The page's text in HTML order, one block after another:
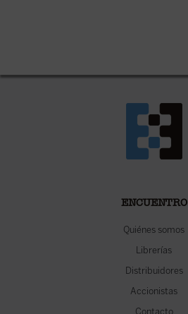
ENCUENTRO
Quiénes somos
Librerías
Distribuidores
Accionistas
Contacto